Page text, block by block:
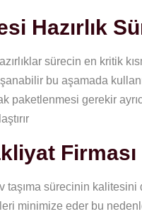
Hazırlık
sürecin en kritik
bu aşamada
paketlenmesi gerekir
taşıma sürecinin
minimize eder bu